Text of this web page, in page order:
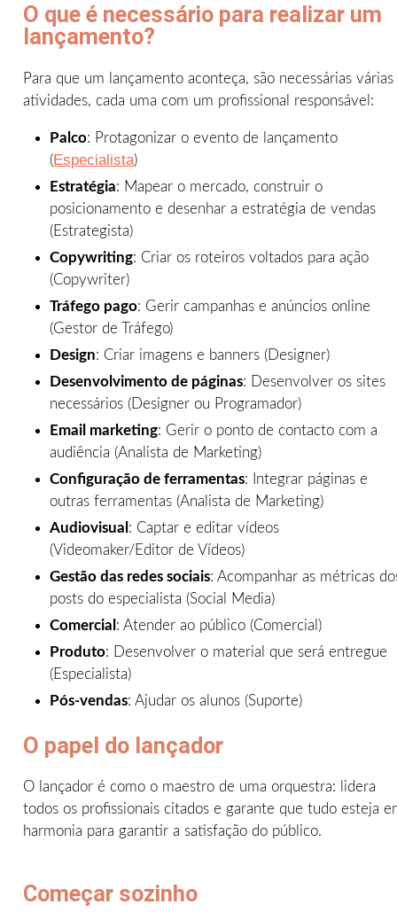
O que é necessário para realizar um
lançamento?
Para que um lançamento aconteça, são necessárias várias
atividades, cada uma com um profissional responsável:
Palco: Protagonizar o evento de lançamento
(Especialista)
Estratégia: Mapear o mercado, construir o
posicionamento e desenhar a estratégia de vendas
(Estrategista)
Copywriting: Criar os roteiros voltados para ação
(Copywriter)
Tráfego pago: Gerir campanhas e anúncios online
(Gestor de Tráfego)
Design: Criar imagens e banners (Designer)
Desenvolvimento de páginas: Desenvolver os sites
necessários (Designer ou Programador)
Email marketing: Gerir o ponto de contacto com a
audiência (Analista de Marketing)
Configuração de ferramentas: Integrar páginas e
outras ferramentas (Analista de Marketing)
Audiovisual : Captar e editar vídeos
(Videomaker/Editor de Vídeos)
Gestão das redes sociais: Acompanhar as métricas
posts do especialista (Social Media)
Comercial : Atender ao público (Comercial)
Produto: Desenvolver o material que será entregue
(Especialista)
Pós-vendas: Ajudar os alunos (Suporte)
O papel do lançador
O lançador é como o maestro de uma orquestra: lidera
todos os profissionais citados e garante que tudo esteja
harmonia para garantir a satisfação do público.
Começar sozinho